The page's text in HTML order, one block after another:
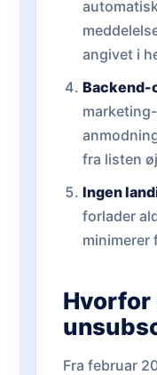
angivet i
Backend-
fra listen
Ingen
forlader
minimerer
Hvorfor
Fra februar